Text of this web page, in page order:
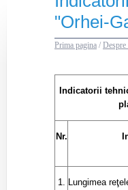
"Orhei-
Prima pagina / Despre
Indicatorii
Nr.
1. Lungimea